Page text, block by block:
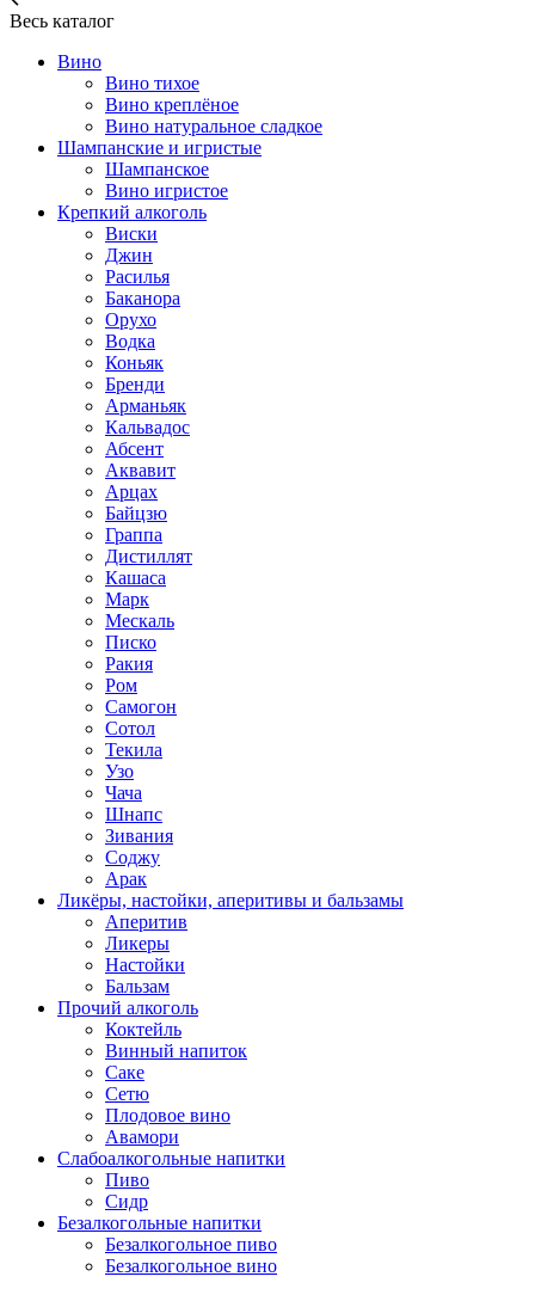
Весь каталог
Вино
Вино тихое
Вино креплёное
Вино натуральное сладкое
Шампанские и игристые
Шампанское
Вино игристое
Крепкий алкоголь
Виски
Джин
Расилья
Баканора
Орухо
Водка
Коньяк
Бренди
Арманьяк
Кальвадос
Абсент
Аквавит
Арцах
Байцзю
Граппа
Дистиллят
Кашаса
Марк
Мескаль
Писко
Ракия
Ром
Самогон
Сотол
Текила
Узо
Чача
Шнапс
Зивания
Соджу
Арак
Ликёры, настойки, аперитивы и бальзамы
Аперитив
Ликеры
Настойки
Бальзам
Прочий алкоголь
Коктейль
Винный напиток
Саке
Сетю
Плодовое вино
Авамори
Слабоалкогольные напитки
Пиво
Сидр
Безалкогольные напитки
Безалкогольное пиво
Безалкогольное вино